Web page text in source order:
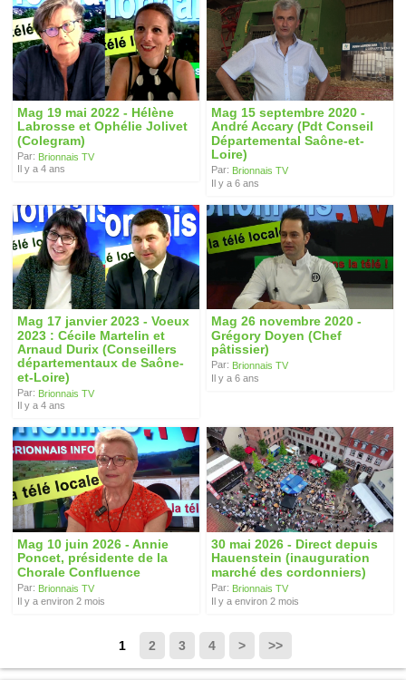
Mag 19 mai 2022 - Hélène
Labrosse et Ophélie Jolivet
(Colegram)
Par: Brionnais TV
Il y a 4 ans
Mag 15 septembre 2020 -
André Accary (Pdt Conseil
Départemental Saône-et-
Loire)
Par: Brionnais TV
Il y a 6 ans
Mag 17 janvier 2023 - Voeux
2023 : Cécile Martelin et
Arnaud Durix (Conseillers
départementaux de Saône-
et-Loire)
Par: Brionnais TV
Il y a 4 ans
Mag 26 novembre 2020 -
Grégory Doyen (Chef
pâtissier)
Par: Brionnais TV
Il y a 6 ans
Mag 10 juin 2026 - Annie
Poncet, présidente de la
Chorale Confluence
Par: Brionnais TV
Il y a environ 2 mois
30 mai 2026 - Direct depuis
Hauenstein (inauguration
marché des cordonniers)
Par: Brionnais TV
Il y a environ 2 mois
1 2 3 4 > >>